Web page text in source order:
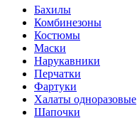
Бахилы
Комбинезоны
Костюмы
Маски
Нарукавники
Перчатки
Фартуки
Халаты одноразовые
Шапочки